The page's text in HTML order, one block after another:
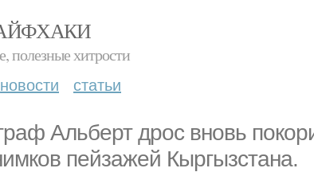
полезные хитрости
новости статьи
Альберт дрос вновь
пейзажей Кыргызстана.